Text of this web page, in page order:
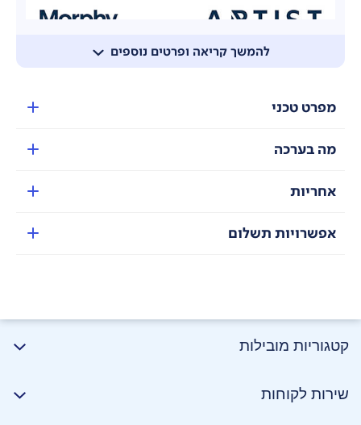
להמשך קריאה ופרטים נוספים
מפרט טכני
מה בערכה
אחריות
אפשרויות תשלום
קטגוריות מובילות
שירות לקוחות